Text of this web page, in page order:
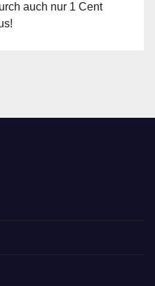
auch nur 1 Cent